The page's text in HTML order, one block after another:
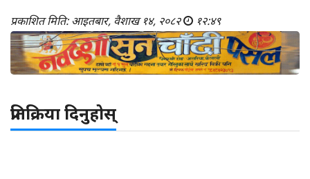
प्रकाशित मिति: आइतबार, वैशाख १४, २०८२ १२:४९
प्रतिक्रिया दिनुहोस्